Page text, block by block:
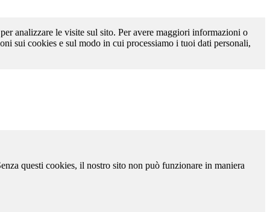
analizzare le visite sul sito. Per avere maggiori informazioni o
sui cookies e sul modo in cui processiamo i tuoi dati personali,
questi cookies, il nostro sito non può funzionare in maniera